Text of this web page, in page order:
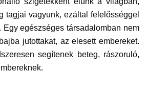
tagjai vagyunk, ezáltal felelősséggel
Egy egészséges társadalomban nem
jutottakat, az elesett embereket.
segítenek beteg, rászoruló,